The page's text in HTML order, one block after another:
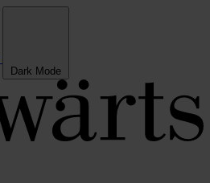
Dark Mode